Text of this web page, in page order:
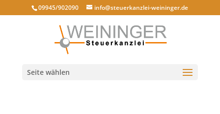
09945/902090 info@steuerkanzlei-weininger.de
Seite wählen